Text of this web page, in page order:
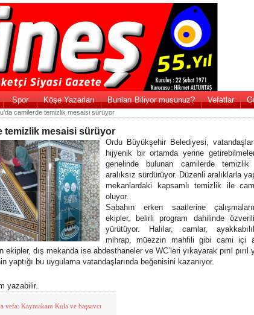
Spor Köşe Yazarları Bunları Biliyor musunuz? Vefatlar
camilerde temizlik mesaisi sürüyor
temizlik mesaisi sürüyor
Ordu Büyükşehir Belediyesi,
hijyenik bir ortamda yerine
genelinde bulunan camilerde temizlik
aralıksız sürdürüyor. Düzenli aralıklarla
mekanlardaki kapsamlı temizlik ile
oluyor.
Sabahın erken saatlerine
ekipler, belirli program dahilinde
yürütüyor. Halılar, camlar,
mihrap, müezzin mahfili gibi cami içi
dış mekanda ise abdesthaneler ve WC’leri yıkayarak pırıl pırıl
yaptığı bu uygulama vatandaşlarında beğenisini kazanıyor.
yazabilir.
vefa: Kaymakam Kula ve başsavcı